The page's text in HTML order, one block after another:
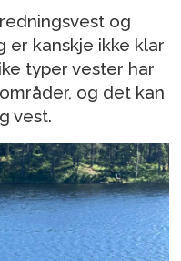
og
er kanskje ikke klar
typer vester har
og det kan
vest.